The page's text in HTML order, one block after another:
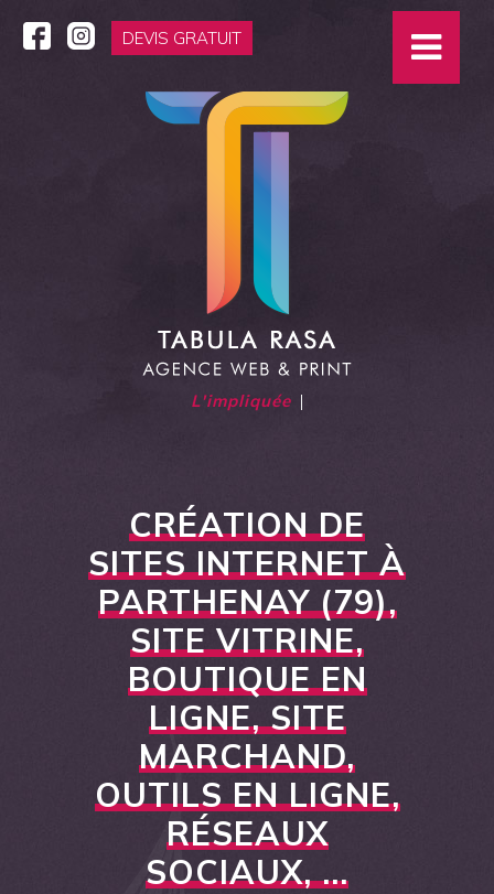
DEVIS GRATUIT
L'impliq |
CRÉATION DE
SITES INTERNET À
PARTHENAY (79),
SITE VITRINE,
BOUTIQUE EN
LIGNE, SITE
MARCHAND,
OUTILS EN LIGNE,
RÉSEAUX
SOCIAUX, ...